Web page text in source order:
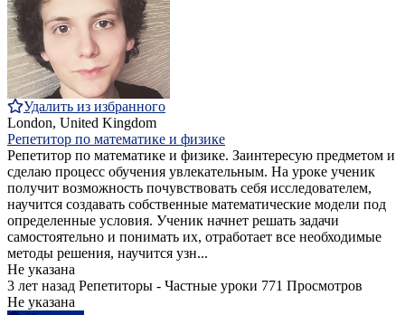
Удалить из избранного
London, United Kingdom
Репетитор по математике и физике
Репетитор по математике и физике. Заинтересую предметом и
сделаю процесс обучения увлекательным. На уроке ученик
получит возможность почувствовать себя исследователем,
научится создавать собственные математические модели под
определенные условия. Ученик начнет решать задачи
самостоятельно и понимать их, отработает все необходимые
методы решения, научится узн...
Не указана
3 лет назад Репетиторы - Частные уроки 771 Просмотров
Не указана